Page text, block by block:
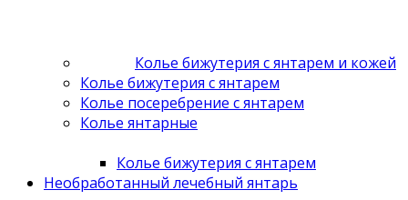
Колье бижутерия с янтарем и кожей
Колье бижутерия с янтарем
Колье посеребрение с янтарем
Колье янтарные
Колье бижутерия с янтарем
Необработанный лечебный янтарь